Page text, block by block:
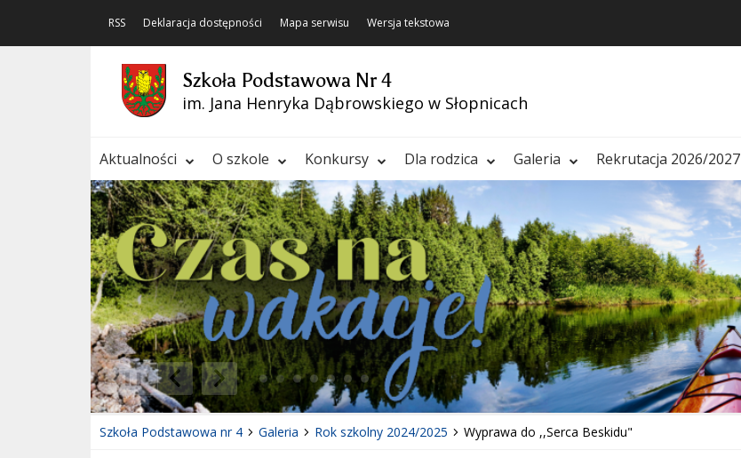
RSS Deklaracja dostępności Mapa serwisu Wersja tekstowa
Szkoła Podstawowa Nr 4
im. Jana Henryka Dąbrowskiego w Słopnicach
Aktualności O szkole Konkursy Dla rodzica Galeria Rekrutacja 2026/2027
Poprzedni Element
Następny Element
❚❚
Szkoła Podstawowa nr 4 Galeria Rok szkolny 2024/2025 Wyprawa do ,,Serca Beskidu"